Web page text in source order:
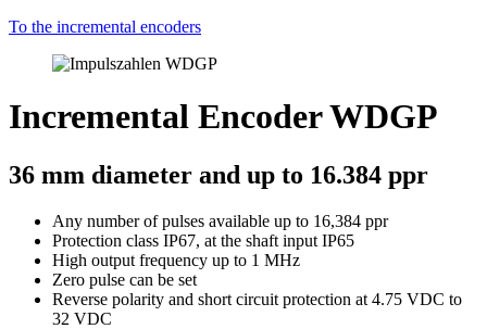
To the incremental encoders
Incremental Encoder WDGP
36 mm diameter and up to 16.384 ppr
Any number of pulses available up to 16,384 ppr
Protection class IP67, at the shaft input IP65
High output frequency up to 1 MHz
Zero pulse can be set
Reverse polarity and short circuit protection at 4.75 VDC to
32 VDC